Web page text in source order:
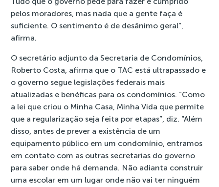
pelos moradores, mas nada que a gente faça é
suficiente. O sentimento é de desânimo geral”,
afirma.
O secretário adjunto da Secretaria de Condomínios,
Roberto Costa, afirma que o TAC está ultrapassado e
o governo segue legislações federais mais
atualizadas e benéficas para os condomínios. “Como
a lei que criou o Minha Casa, Minha Vida que permite
que a regularização seja feita por etapas”, diz. “Além
disso, antes de prever a existência de um
equipamento público em um condomínio, entramos
em contato com as outras secretarias do governo
para saber onde há demanda. Não adianta construir
uma escolar em um lugar onde não vai ter ninguém